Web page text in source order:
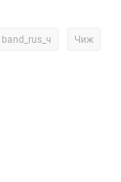
band_rus_ч Чиж